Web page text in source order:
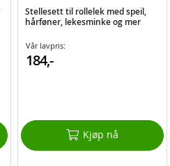
Stellesett til rollelek med speil,
hårføner, lekesminke og mer
Vår lavpris:
184,-
Kjøp nå